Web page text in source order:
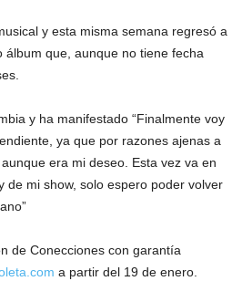
y esta misma semana regresó a
que, aunque no tiene fecha
y ha manifestado “Finalmente voy
ya que por razones ajenas a
era mi deseo. Esta vez va en
mi show, solo espero poder volver
de Conecciones con garantía
a partir del 19 de enero.